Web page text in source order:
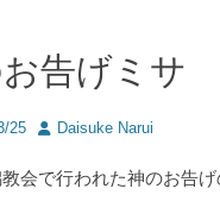
告げミサ
25
投
者
Daisuke Narui
会で行われた神のお告げ